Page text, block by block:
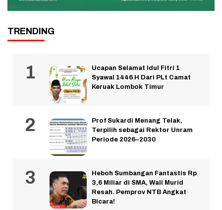
TRENDING
Ucapan Selamat Idul Fitri 1
Syawal 1446 H Dari PLt Camat
Keruak Lombok Timur
Prof Sukardi Menang Telak,
Terpilih sebagai Rektor Unram
Periode 2026–2030
Heboh Sumbangan Fantastis Rp
3,6 Miliar di SMA, Wali Murid
Resah. Pemprov NTB Angkat
Bicara!